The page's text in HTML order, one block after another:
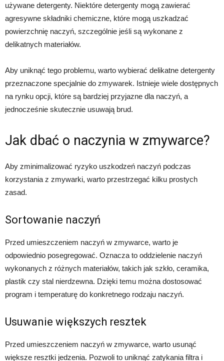
używane detergenty. Niektóre detergenty mogą zawierać
agresywne składniki chemiczne, które mogą uszkadzać
powierzchnię naczyń, szczególnie jeśli są wykonane z
delikatnych materiałów.
Aby uniknąć tego problemu, warto wybierać delikatne detergenty
przeznaczone specjalnie do zmywarek. Istnieje wiele dostępnych
na rynku opcji, które są bardziej przyjazne dla naczyń, a
jednocześnie skutecznie usuwają brud.
Jak dbać o naczynia w zmywarce?
Aby zminimalizować ryzyko uszkodzeń naczyń podczas
korzystania z zmywarki, warto przestrzegać kilku prostych
zasad.
Sortowanie naczyń
Przed umieszczeniem naczyń w zmywarce, warto je
odpowiednio posegregować. Oznacza to oddzielenie naczyń
wykonanych z różnych materiałów, takich jak szkło, ceramika,
plastik czy stal nierdzewna. Dzięki temu można dostosować
program i temperaturę do konkretnego rodzaju naczyń.
Usuwanie większych resztek
Przed umieszczeniem naczyń w zmywarce, warto usunąć
większe resztki jedzenia. Pozwoli to uniknąć zatykania filtra i